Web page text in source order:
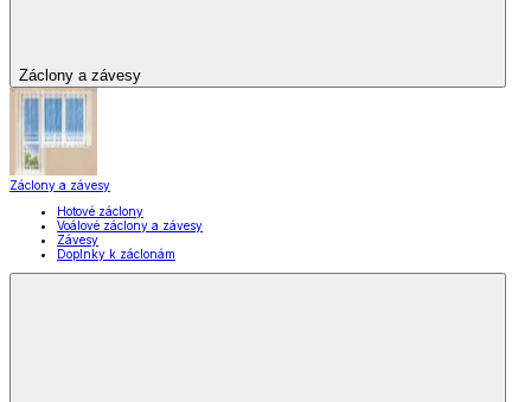
Záclony a závesy
Záclony a závesy
Hotové záclony
Voálové záclony a závesy
Závesy
Doplnky k záclonám